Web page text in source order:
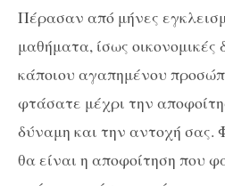
Πέρασαν από μήνες
μαθήματα, ίσως οικονομικές
κάποιου αγαπημένου
φτάσατε μέχρι την
δύναμη και την αντοχή σας.
θα είναι η αποφοίτηση που